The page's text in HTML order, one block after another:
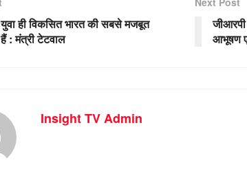
ही विकसित भारत की सबसे मजबूत
: मंत्री टेटवाल
जीआरपी
आभूषण
Insight TV Admin